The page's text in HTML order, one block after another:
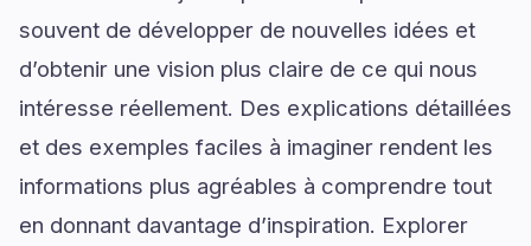
souvent de développer de nouvelles idées et
d’obtenir une vision plus claire de ce qui nous
intéresse réellement. Des explications détaillées
et des exemples faciles à imaginer rendent les
informations plus agréables à comprendre tout
en donnant davantage d’inspiration. Explorer